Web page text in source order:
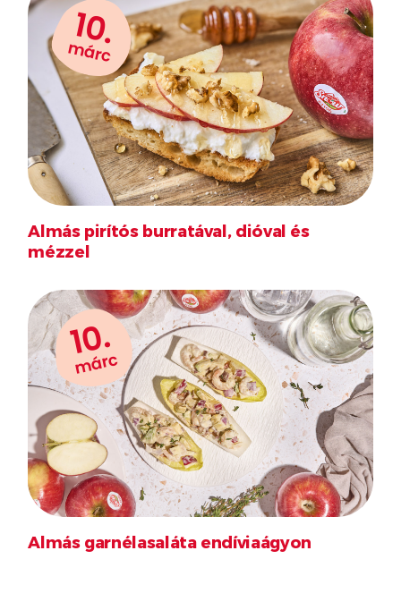
10.
márc
Almás pirítós burratával, dióval és
mézzel
10.
márc
Almás garnélasaláta endíviaágyon